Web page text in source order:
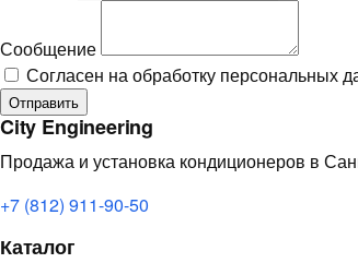
Сообщение
Согласен на обработку персональных
Отправить
City Engineering
Продажа и установка кондиционеров в
+7 (812) 911-90-50
Каталог